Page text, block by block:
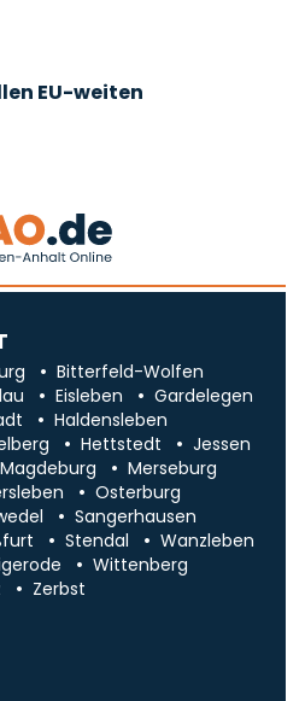
EU-weiten
Bitterfeld-Wolfen
Eisleben
Gardelegen
Haldensleben
Hettstedt
Jessen
Magdeburg
Merseburg
Osterburg
Sangerhausen
Stendal
Wanzleben
Wittenberg
Zerbst